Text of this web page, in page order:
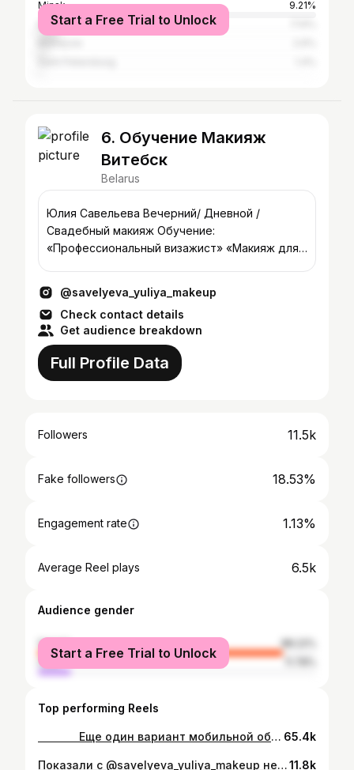
Minsk
9.21%
Moscow
Start a Free Trial to Unlock
6. Обучение Макияж
Витебск
Belarus
Юлия Савельева Вечерний/ Дневной /
Свадебный макияж Обучение:
«Профессиональный визажист» «Макияж для
@savelyeva_yuliya_makeup
Check contact details
Get audience breakdown
Full Profile Data
Followers 11.5k
Fake followers 18.53%
Engagement rate 1.13%
Average Reel plays 6.5k
Audience gender
female
88.22%
male
Start a Free Trial to Unlock
Top performing Reels
⠀ ⠀ ⠀⠀ Еще один вариант мобильной обработки фотографий в приложении Meitu. ⠀ #макияж #вечерниймакияж #визажиствитебск #макияжвитебск #mua #makeup #makeupartist #makeupideas #makeuptutorial #makeupartist #makeup #model #makeuplover #makeuptransformation #модель #москвамодель #макияжмосква #визажистмосква #визажист #glassskin 65.4k
Показали с @savelyeva_yuliya_makeup немного любимой косметики, а заодно обсудили один прикольный коллаб 👌 #визажиствизажистудруг 🥰11.8k